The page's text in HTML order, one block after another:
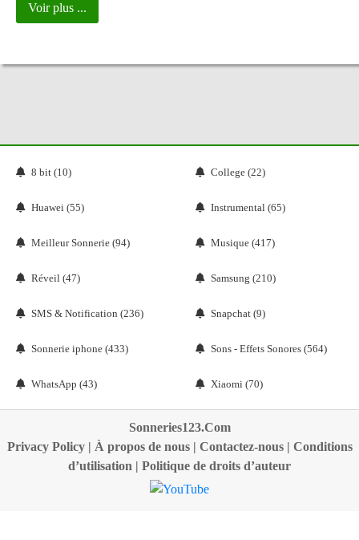
Voir plus ...
8 bit (10) College (22)
Huawei (55) Instrumental (65)
Meilleur Sonnerie (94) Musique (417)
Réveil (47) Samsung (210)
SMS & Notification (236) Snapchat (9)
Sonnerie iphone (433) Sons - Effets Sonores (564)
WhatsApp (43) Xiaomi (70)
Sonneries123.Com
Privacy Policy| À propos de nous| Contactez-nous| Conditions
d’utilisation | Politique de droits d’auteur